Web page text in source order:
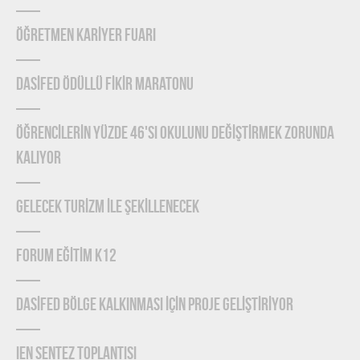
ÖĞRETMEN KARİYER FUARI
DASİFED ÖDÜLLÜ FİKİR MARATONU
ÖĞRENCİLERİN YÜZDE 46'SI OKULUNU DEĞİŞTİRMEK ZORUNDA
KALIYOR
GELECEK TURİZM İLE ŞEKİLLENECEK
FORUM EĞİTİM K12
DASİFED BÖLGE KALKINMASI İÇİN PROJE GELİŞTİRİYOR
IEN Sentez Toplantısı